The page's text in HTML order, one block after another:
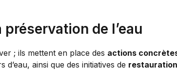
de l’eau
; ils mettent en place des actions
ainsi que des initiatives de